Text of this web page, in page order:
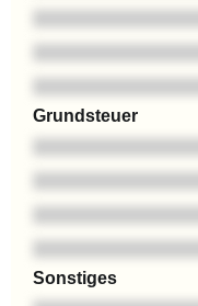
Grundsteuer
Sonstiges